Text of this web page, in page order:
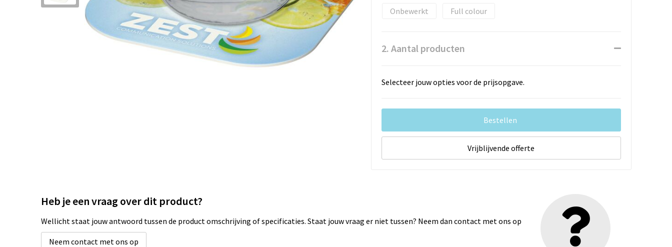
Onbewerkt
Full colour
2. Aantal producten
Selecteer jouw opties voor de prijsopgave.
Bestellen
Vrijblijvende offerte
Heb je een vraag over dit product?
Wellicht staat jouw antwoord tussen de product omschrijving of specificaties. Staat jouw vraag er niet tussen? Neem dan contact met ons op
Neem contact met ons op